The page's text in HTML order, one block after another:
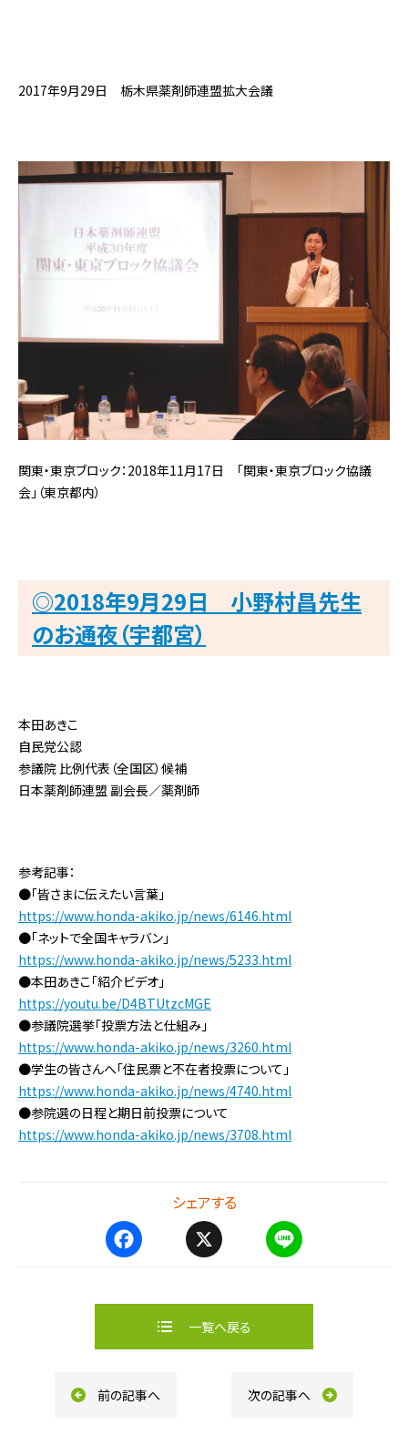
2017年9月29日 栃木県薬剤師連盟拡大会議
関東・東京ブロック：2018年11月17日 「関東・東京ブロック協議
会」（東京都内）
◎2018年9月29日 小野村昌先生
のお通夜（宇都宮）
本田あきこ
自民党公認
参議院 比例代表（全国区）候補
日本薬剤師連盟 副会長／薬剤師
参考記事：
●「皆さまに伝えたい言葉」
https://www.honda-akiko.jp/news/6146.html
●「ネットで全国キャラバン」
https://www.honda-akiko.jp/news/5233.html
●本田あきこ「紹介ビデオ」
https://youtu.be/D4BTUtzcMGE
●参議院選挙「投票方法と仕組み」
https://www.honda-akiko.jp/news/3260.html
●学生の皆さんへ「住民票と不在者投票について」
https://www.honda-akiko.jp/news/4740.html
●参院選の日程と期日前投票について
https://www.honda-akiko.jp/news/3708.html
シェアする
e
o
e
一覧へ戻る
前の記事へ 次の記事へ